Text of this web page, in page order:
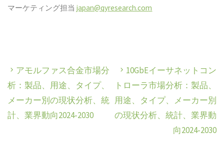
マーケティング担当japan@qyresearch.com
アモルファス合金市場分
析：製品、用途、タイプ、
メーカー別の現状分析、統
計、業界動向2024-2030
10GbEイーサネットコン
トローラ市場分析：製品、
用途、タイプ、メーカー別
の現状分析、統計、業界動
向2024-2030